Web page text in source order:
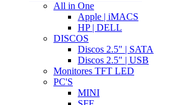
All in One
Apple | iMACS
HP | DELL
DISCOS
Discos 2.5" | SATA
Discos 2.5" | USB
Monitores TFT LED
PC'S
MINI